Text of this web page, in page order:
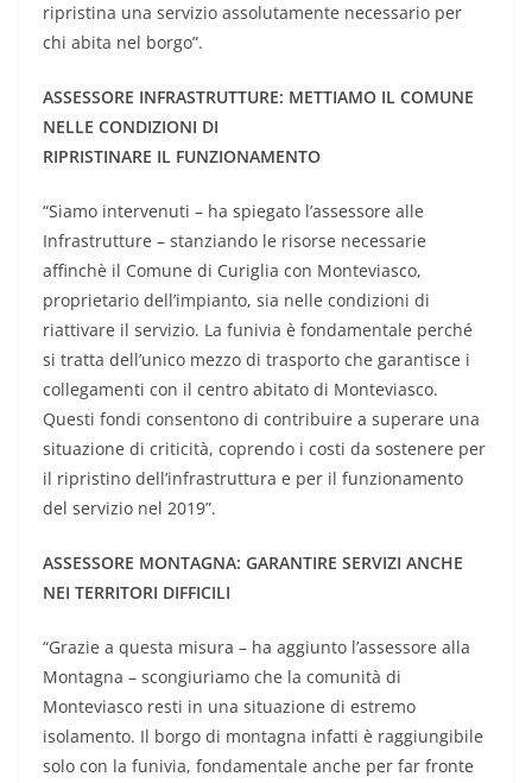
ripristina una servizio assolutamente necessario per
chi abita nel borgo”.
ASSESSORE INFRASTRUTTURE: METTIAMO IL COMUNE
NELLE CONDIZIONI DI
RIPRISTINARE IL FUNZIONAMENTO
“Siamo intervenuti – ha spiegato l’assessore alle
Infrastrutture – stanziando le risorse necessarie
affinchè il Comune di Curiglia con Monteviasco,
proprietario dell’impianto, sia nelle condizioni di
riattivare il servizio. La funivia è fondamentale perché
si tratta dell’unico mezzo di trasporto che garantisce i
collegamenti con il centro abitato di Monteviasco.
Questi fondi consentono di contribuire a superare una
situazione di criticità, coprendo i costi da sostenere per
il ripristino dell’infrastruttura e per il funzionamento
del servizio nel 2019”.
ASSESSORE MONTAGNA: GARANTIRE SERVIZI ANCHE
NEI TERRITORI DIFFICILI
“Grazie a questa misura – ha aggiunto l’assessore alla
Montagna – scongiuriamo che la comunità di
Monteviasco resti in una situazione di estremo
isolamento. Il borgo di montagna infatti è raggiungibile
solo con la funivia, fondamentale anche per far fronte